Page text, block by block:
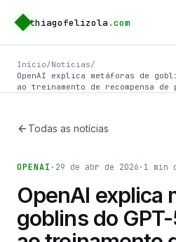
thiagofelizola .com
Início/Notícias/
OpenAI explica metáforas de
ao treinamento de recompensa de
Todas as notícias
OPENAI · 29 de abr de 2026 · 1 min
OpenAI explica
goblins do